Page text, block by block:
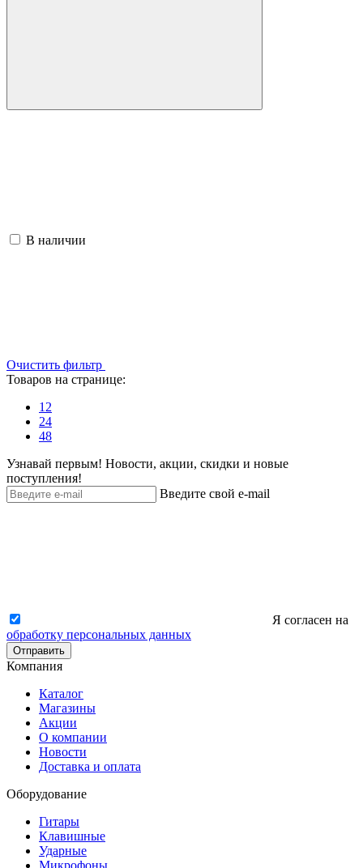
В наличии
Очистить фильтр
Товаров на странице:
12
24
48
Узнавай первым! Новости, акции, скидки и новые
поступления!
Введите свой e-mail
Я согласен на
обработку персональных данных
Отправить
Компания
Каталог
Магазины
Акции
О компании
Новости
Доставка и оплата
Оборудование
Гитары
Клавишные
Ударные
Микрофоны